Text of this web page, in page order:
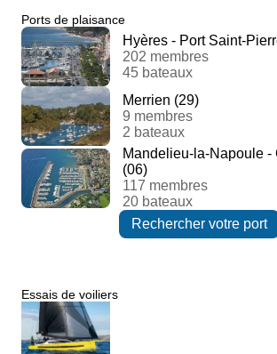
Ports de plaisance
Hyères - Port Saint-
202 membres
45 bateaux
Merrien (29)
9 membres
2 bateaux
Mandelieu-la-Napoule -
(06)
117 membres
20 bateaux
Rechercher votre port
Essais de voiliers